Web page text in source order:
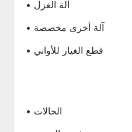
• آلة الغزل
• آلة أخرى مخصصة
• قطع الغيار للأواني
• الحالات